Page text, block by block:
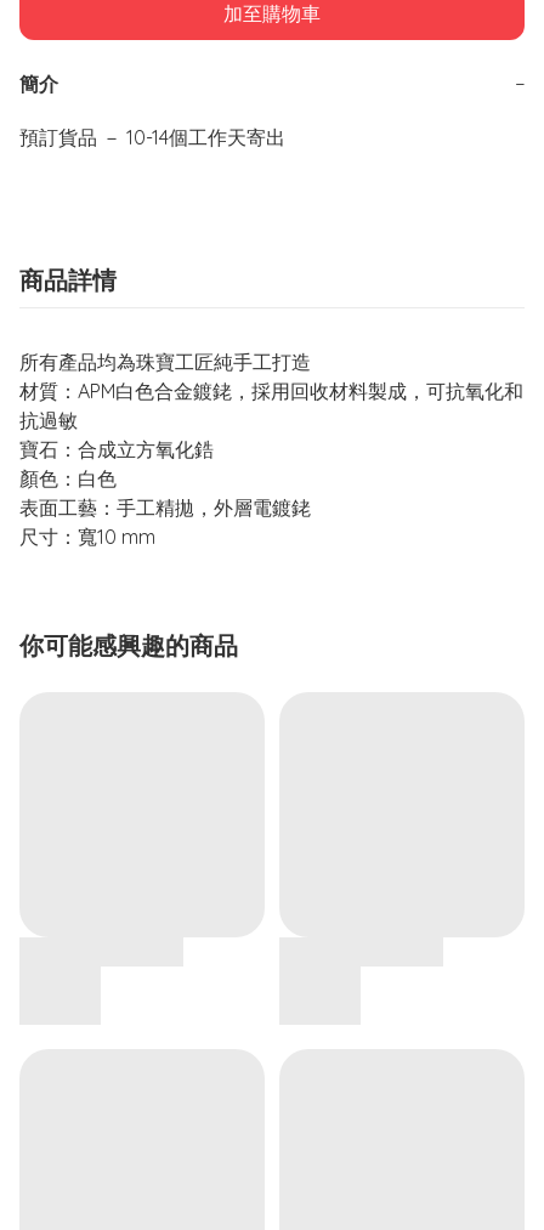
加至購物車
簡介 −
商品詳情
所有產品均為珠寶工匠純手工打造
材質：APM白色合金鍍銠，採用回收材料製成，可抗氧化和
抗過敏
寶石：合成立方氧化鋯
顏色：白色
表面工藝：手工精拋，外層電鍍銠
尺寸：寬10 mm
你可能感興趣的商品